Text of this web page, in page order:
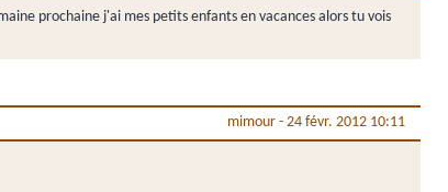
prochaine j'ai mes petits enfants en vacances alors tu vois
mimour - 24 févr. 2012 10:11